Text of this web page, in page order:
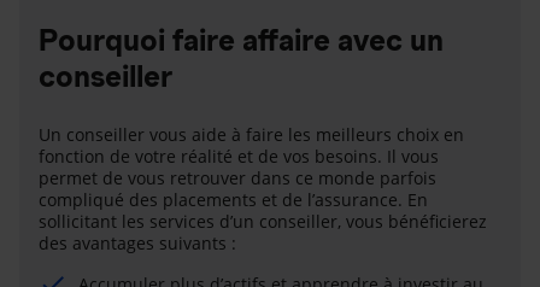
Pourquoi faire affaire avec un
conseiller
Un conseiller vous aide à faire les meilleurs choix en
fonction de votre réalité et de vos besoins. Il vous
permet de vous retrouver dans ce monde parfois
compliqué des placements et de l’assurance. En
sollicitant les services d’un conseiller, vous bénéficierez
des avantages suivants :